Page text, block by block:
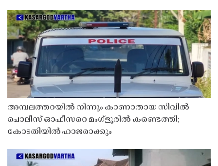
അമ്പലത്തറയിൽ നിന്നും കാണാതായ സിവിൽ
പൊലീസ് ഓഫീസറെ മംഗ്ളൂരിൽ കണ്ടെത്തി;
കോടതിയിൽ ഹാജരാക്കും